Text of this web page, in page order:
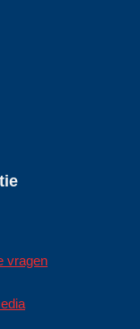
vragen